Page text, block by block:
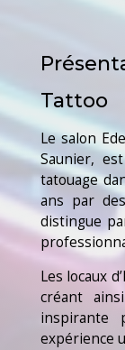
Tattoo
Le salon
Saunier,
tatouage
ans par
distingue
Les locaux
créant
inspirante
expérience